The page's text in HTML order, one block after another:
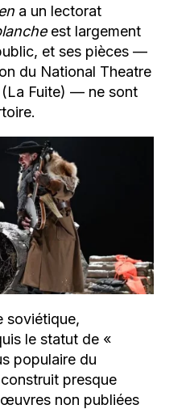
a un lectorat
est largement
et ses pièces —
du National Theatre
Fuite) — ne sont
soviétique,
le statut de «
populaire du
presque
non publiées